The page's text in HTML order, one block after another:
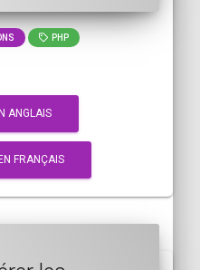
PHP
ANGLAIS
FRANÇAIS